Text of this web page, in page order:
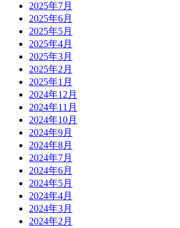
2025年7月
2025年6月
2025年5月
2025年4月
2025年3月
2025年2月
2025年1月
2024年12月
2024年11月
2024年10月
2024年9月
2024年8月
2024年7月
2024年6月
2024年5月
2024年4月
2024年3月
2024年2月